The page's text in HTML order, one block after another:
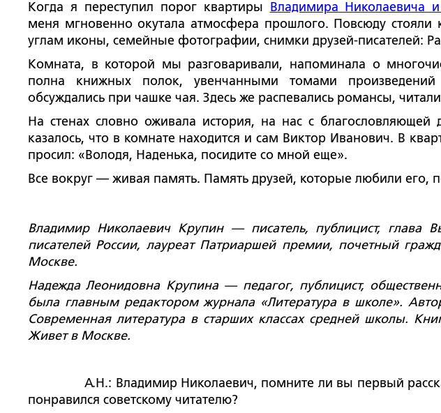
Когда я переступил порог квартиры Владимира Николаевича
меня мгновенно окутала атмосфера прошлого. Повсюду
углам иконы, семейные фотографии, снимки друзей-писателей:
Комната, в которой мы разговаривали, напоминала о
полна книжных полок, увенчанными томами
обсуждались при чашке чая. Здесь же распевались романсы,
На стенах словно оживала история, на нас с
казалось, что в комнате находится и сам Виктор Иванович. В
просил: «Володя, Наденька, посидите со мной еще».
Все вокруг — живая память. Память друзей, которые любили его,
Владимир Николаевич Крупин — писатель, публицист, глава
писателей России, лауреат Патриаршей премии, почетный
Москве.
Надежда Леонидовна Крупина — педагог, публицист,
была главным редактором журнала «Литература в школе».
Современная литература в старших классах средней школы.
Живет в Москве.
А.Н.: Владимир Николаевич, помните ли вы первый рассказ
понравился советскому читателю?